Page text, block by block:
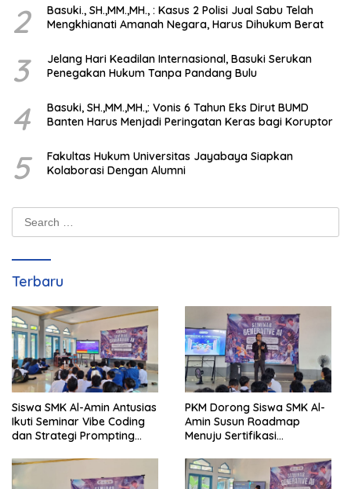
2
Basuki., SH.,MM.,MH., : Kasus 2 Polisi Jual Sabu Telah
Mengkhianati Amanah Negara, Harus Dihukum Berat
3
Jelang Hari Keadilan Internasional, Basuki Serukan
Penegakan Hukum Tanpa Pandang Bulu
4
Basuki, SH.,MM.,MH.,: Vonis 6 Tahun Eks Dirut BUMD
Banten Harus Menjadi Peringatan Keras bagi Koruptor
5
Fakultas Hukum Universitas Jayabaya Siapkan
Kolaborasi Dengan Alumni
Search
for:
Terbaru
Siswa SMK Al-Amin Antusias
Ikuti Seminar Vibe Coding
dan Strategi Prompting
PKM Dorong Siswa SMK Al-
Amin Susun Roadmap
Menuju Sertifikasi
MikroTik